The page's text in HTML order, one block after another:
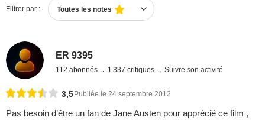
Filtrer par : Toutes les notes
ER 9395
112 abonnés 1 337 critiques Suivre son activité
3,5 Publiée le 24 septembre 2012
Pas besoin d’être un fan de Jane Austen pour apprécié ce film ,